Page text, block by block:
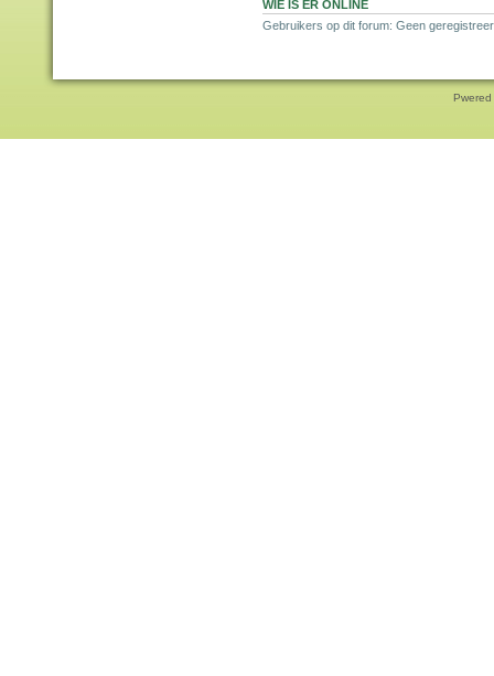
WIE IS ER ONLINE
Gebruikers op dit forum: Geen